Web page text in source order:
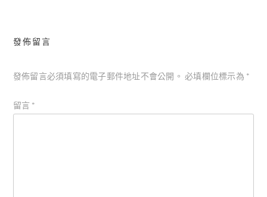
發佈留言
發佈留言必須填寫的電子郵件地址不會公開。 必填欄位標示為 *
留言 *